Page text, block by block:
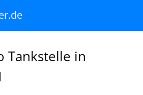
Tankstelle in